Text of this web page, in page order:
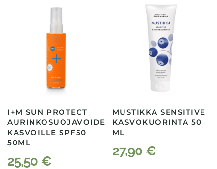
I+M SUN PROTECT
AURINKOSUOJAVOIDE
KASVOILLE SPF50
50ML
25,50 €
MUSTIKKA SENSITIVE
KASVOKUORINTA 50
ML
27,90 €